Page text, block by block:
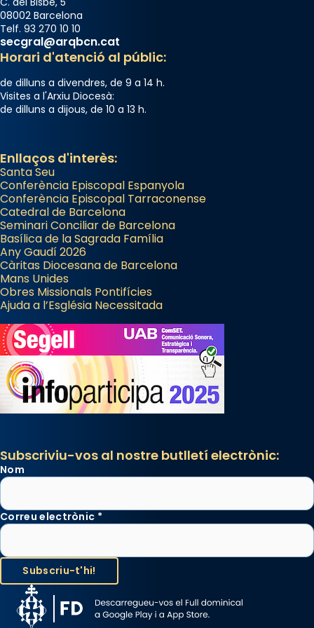
08002 Barcelona
Telf. 93 270 10 10
secgral@arqbcn.cat
Horari d'atenció al públic:
de dilluns a divendres, de 9 a 14 h.
Visites a l'Arxiu Diocesà:
de dilluns a dijous, de 10 a 13 h.
Enllaços d'interès:
Santa Seu
Conferència Episcopal Espanyola
Conferència Episcopal Tarraconense
Catedral de Barcelona
Seminari Conciliar de Barcelona
Basílica de la Sagrada Família
Any Gaudí 2026
Càritas Diocesana de Barcelona
Mans Unides
Obres Missionals Pontifícies
Ajuda a l’Església Necessitada
Subscriviu-vos al nostre butlletí electrònic:
Nom
Correu electrònic *